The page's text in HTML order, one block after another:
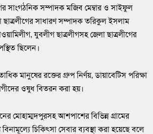
সাংগঠনিক সম্পাদক মজিব মেম্বার ও সাইফুল
সাধারণ সম্পাদক তরিকুল ইসলাম
যুবলীগ ছাত্রলীগসহ জেলা ছাত্রলীগের
ছিলেন।
মানুষের রক্তের গ্রুপ নির্ণয়, ডায়াবেটিস পরিক্ষা
ওষুধ বিতরন করা হয়।
মোহাম্মদপুরসহ আশপাশের বিভিন্ন গ্রামের
চিকিৎসা সেবার ব্যবস্থা করা হয়েছে বলে